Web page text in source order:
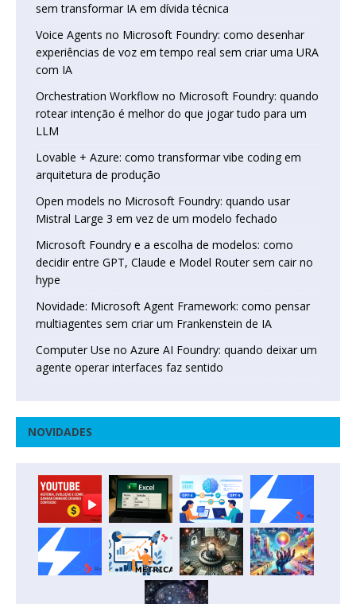
sem transformar IA em dívida técnica
Voice Agents no Microsoft Foundry: como desenhar
experiências de voz em tempo real sem criar uma URA
com IA
Orchestration Workflow no Microsoft Foundry: quando
rotear intenção é melhor do que jogar tudo para um
LLM
Lovable + Azure: como transformar vibe coding em
arquitetura de produção
Open models no Microsoft Foundry: quando usar
Mistral Large 3 em vez de um modelo fechado
Microsoft Foundry e a escolha de modelos: como
decidir entre GPT, Claude e Model Router sem cair no
hype
Novidade: Microsoft Agent Framework: como pensar
multiagentes sem criar um Frankenstein de IA
Computer Use no Azure AI Foundry: quando deixar um
agente operar interfaces faz sentido
NOVIDADES